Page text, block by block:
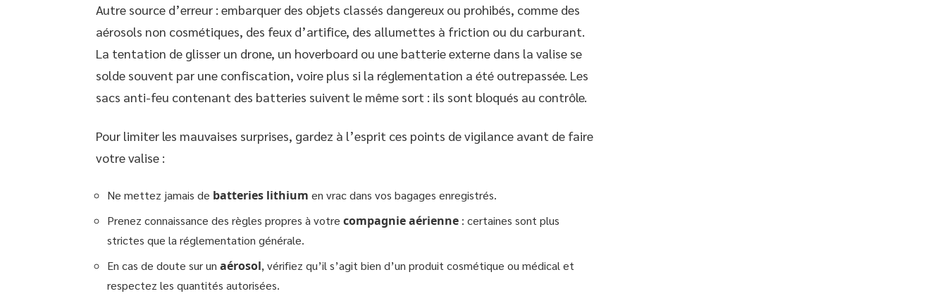
Autre source d’erreur : embarquer des objets classés dangereux ou prohibés, comme des
aérosols non cosmétiques, des feux d’artifice, des allumettes à friction ou du carburant.
La tentation de glisser un drone, un hoverboard ou une batterie externe dans la valise se
solde souvent par une confiscation, voire plus si la réglementation a été outrepassée. Les
sacs anti-feu contenant des batteries suivent le même sort : ils sont bloqués au contrôle.
Pour limiter les mauvaises surprises, gardez à l’esprit ces points de vigilance avant de faire
votre valise :
Ne mettez jamais de batteries lithium en vrac dans vos bagages enregistrés.
Prenez connaissance des règles propres à votre compagnie aérienne : certaines sont plus
strictes que la réglementation générale.
En cas de doute sur un aérosol, vérifiez qu’il s’agit bien d’un produit cosmétique ou médical et
respectez les quantités autorisées.